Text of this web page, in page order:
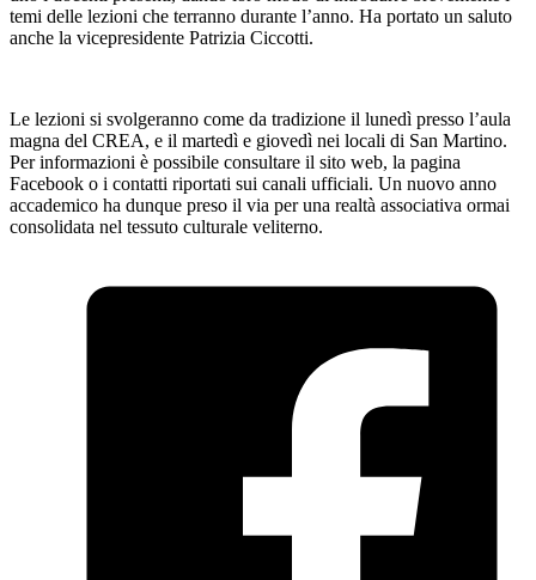
temi delle lezioni che terranno durante l’anno. Ha portato un saluto
anche la vicepresidente Patrizia Ciccotti.
Le lezioni si svolgeranno come da tradizione il lunedì presso l’aula
magna del CREA, e il martedì e giovedì nei locali di San Martino.
Per informazioni è possibile consultare il sito web, la pagina
Facebook o i contatti riportati sui canali ufficiali. Un nuovo anno
accademico ha dunque preso il via per una realtà associativa ormai
consolidata nel tessuto culturale veliterno.